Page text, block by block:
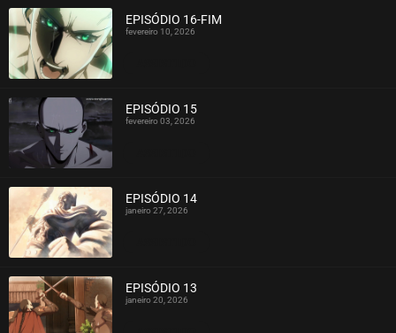
EPISÓDIO 16-FIM
fevereiro 10, 2026
EPISÓDIO 15
fevereiro 03, 2026
EPISÓDIO 14
janeiro 27, 2026
EPISÓDIO 13
janeiro 20, 2026